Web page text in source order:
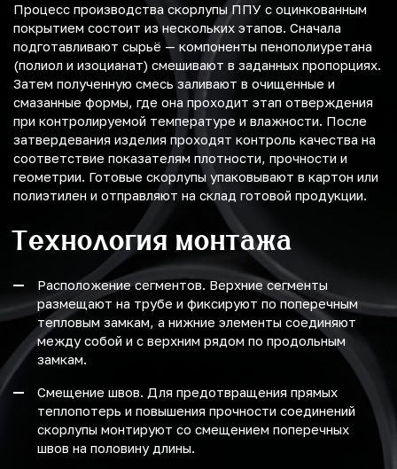
Процесс производства скорлупы ППУ с оцинкованным
покрытием состоит из нескольких этапов. Сначала
подготавливают сырьё — компоненты пенополиуретана
(полиол и изоцианат) смешивают в заданных пропорциях.
Затем полученную смесь заливают в очищенные и
смазанные формы, где она проходит этап отверждения
при контролируемой температуре и влажности. После
затвердевания изделия проходят контроль качества на
соответствие показателям плотности, прочности и
геометрии. Готовые скорлупы упаковывают в картон или
полиэтилен и отправляют на склад готовой продукции.
Технология монтажа
Расположение сегментов. Верхние сегменты
размещают на трубе и фиксируют по поперечным
тепловым замкам, а нижние элементы соединяют
между собой и с верхним рядом по продольным
замкам.
Смещение швов. Для предотвращения прямых
теплопотерь и повышения прочности соединений
скорлупы монтируют со смещением поперечных
швов на половину длины.